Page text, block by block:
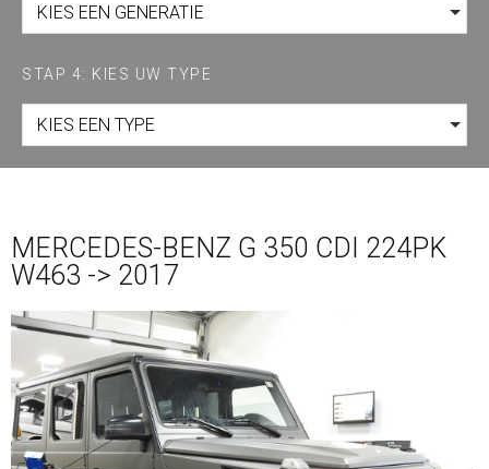
KIES EEN GENERATIE
STAP 4: KIES UW TYPE
KIES EEN TYPE
MERCEDES-BENZ G 350 CDI 224PK
W463 -> 2017